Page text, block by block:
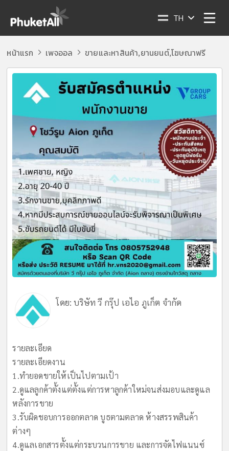
TH
หน้าแรก เพจออล ขายและหาสินค้า,ยานยนต์,โฆษณาฟรี
โดย:บริษัท วี กรุ๊ป เอไอ ภูเก็ต จำกัด
รายละเอียด
รายละเอียดงาน
1.ทำยอดขายให้เป็นไปตามเป้า
2.ดูแลลูกค้าตั้งแต่ตั้งแต่การหาลูกค้าใหม่จนส่งมอบและดูแล
หลังการขาย
3.รับผิดชอบการออกตลาด บูธตามตลาด ห้างสรรพสินค้า
ต่างๆ
4.ดูแลเอกสารตั้งแต่กระบวนการขาย และการจัดไฟแนนซ์